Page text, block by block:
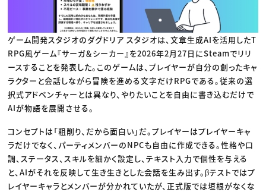
プロフェッショナル×つながる×メディア
ゲーム開発スタジオのダグドリア スタジオは、文章生成AIを活用したT
RPG風ゲーム『サーガ＆シーカー』を2026年2月27日にSteamでリリ
ースすることを発表した。このゲームは、プレイヤーが自分の創ったキャ
ラクターと会話しながら冒険を進める文字だけRPGである。従来の選
択式アドベンチャーとは異なり、やりたいことを自由に書き込むだけで
AIが物語を展開させる。
コンセプトは「粗削り、だから面白い」だ。プレイヤーはプレイヤーキャ
ラだけでなく、パーティメンバーのNPCも自由に作成できる。性格や口
調、ステータス、スキルを細かく設定し、テキスト入力で個性を与える
と、AIがそれを反映して生き生きとした会話を生み出す。βテストではプ
レイヤーキャラとメンバーが分かれていたが、正式版では垣根がなくな